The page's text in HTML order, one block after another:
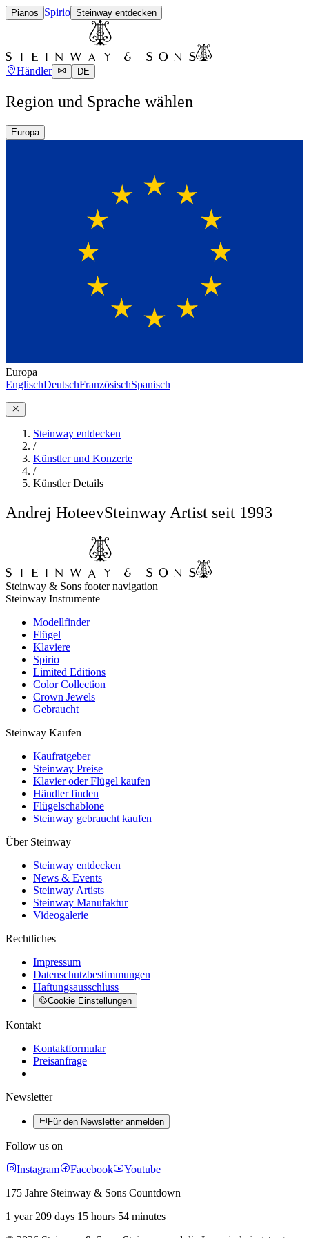
Pianos Spirio Steinway entdecken
Händler DE
Region und Sprache wählen
Europa
Europa
EnglischDeutschFranzösischSpanisch
Steinway entdecken
/
Künstler und Konzerte
/
Künstler Details
Andrej HoteevSteinway Artist seit 1993
Steinway & Sons footer navigation
Steinway Instrumente
Modellfinder
Flügel
Klaviere
Spirio
Limited Editions
Color Collection
Crown Jewels
Gebraucht
Steinway Kaufen
Kaufratgeber
Steinway Preise
Klavier oder Flügel kaufen
Händler finden
Flügelschablone
Steinway gebraucht kaufen
Über Steinway
Steinway entdecken
News & Events
Steinway Artists
Steinway Manufaktur
Videogalerie
Rechtliches
Impressum
Datenschutzbestimmungen
Haftungsausschluss
Cookie Einstellungen
Kontakt
Kontaktformular
Preisanfrage
Newsletter
Für den Newsletter anmelden
Follow us on
Instagram
Facebook
Youtube
175 Jahre Steinway & Sons Countdown
1 year 209 days 15 hours 54 minutes